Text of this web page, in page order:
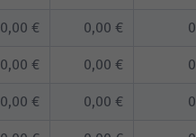
0,00 € 0,00 €
0,00 € 0,00 €
0,00 € 0,00 €